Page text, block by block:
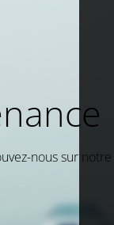
nous sur notre